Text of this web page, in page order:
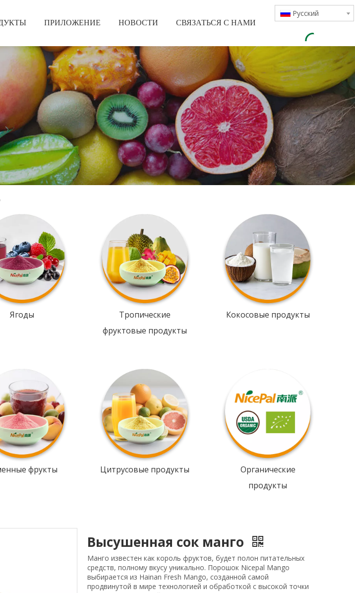
ПРИЛОЖЕНИЕ НОВОСТИ СВЯЗАТЬСЯ С НАМИ
Pусский
Ягоды
Тропические
фруктовые продукты
Кокосовые продукты
фрукты Цитрусовые продукты
Органические
продукты
Высушенная сок манго
Манго известен как король фруктов, будет полон питательных
средств, полному вкусу уникально. Порошок Nicepal Mango
выбирается из Hainan Fresh Mango, созданной самой
продвинутой в мире технологией и обработкой с высокой точки